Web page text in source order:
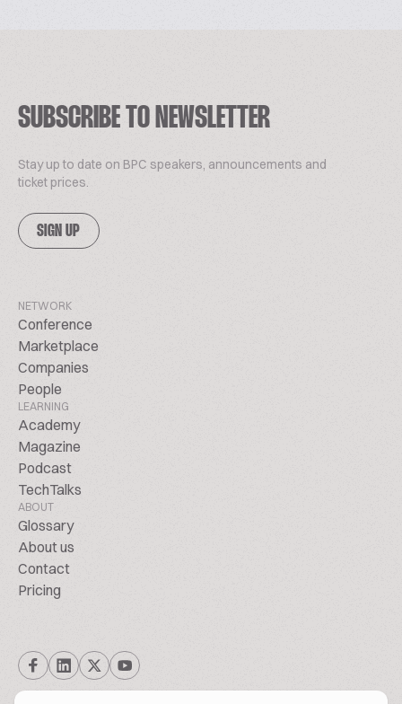
SUBSCRIBE TO NEWSLETTER
Stay up to date on BPC speakers, announcements and
ticket prices.
SIGN UP
NETWORK
Conference
Marketplace
Companies
People
LEARNING
Academy
Magazine
Podcast
TechTalks
ABOUT
Glossary
About us
Contact
Pricing